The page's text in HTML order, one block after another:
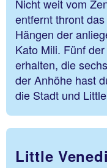
Nicht weit vom
entfernt thront
Hängen der
Kato Mili. Fünf
erhalten, die
der Anhöhe hast
die Stadt und
Little